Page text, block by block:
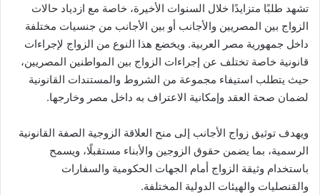
تشهد طلبًا متزايدًا خلال السنوات الأخيرة، خاصة مع ازدياد حالات
الزواج بين المصريين والأجانب أو بين الأجانب من جنسيات مختلفة
داخل جمهورية مصر العربية. ويخضع هذا النوع من الزواج لإجراءات
قانونية خاصة تختلف عن إجراءات الزواج بين المواطنين المصريين،
حيث يتطلب استيفاء مجموعة من الشروط والمستندات القانونية
لضمان صحة العقد وإمكانية الاعتراف به داخل مصر وخارجها.
ويهدف توثيق زواج الأجانب إلى منح العلاقة الزوجية الصفة القانونية
الرسمية، بما يضمن حقوق الزوجين والأبناء مستقبلًا، ويسمح
باستخدام وثيقة الزواج أمام الجهات الحكومية والسفارات
والقنصليات والهيئات الدولية المختلفة.